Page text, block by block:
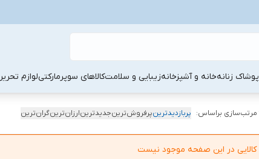
پوشاک زنانهخانه و آشپزخانهزیبایی و سلامتکالاهای سوپرمارکتیلوازم تحریر
مرتب‌سازی براساس: پربازدیدترینپرفروش‌ترینجدیدترینارزان‌ترینگران‌ترین
کالایی در این صفحه موجود نیست